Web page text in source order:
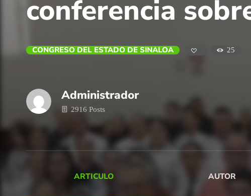
conferencia
CONGRESO DEL ESTADO DE SINALOA 25
Administrador
2916 Posts
ARTICULO AUTOR